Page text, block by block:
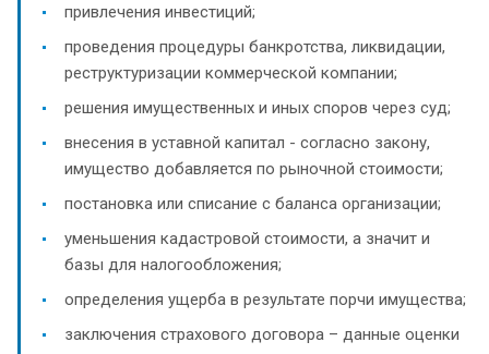
привлечения инвестиций;
проведения процедуры банкротства, ликвидации,
реструктуризации коммерческой компании;
решения имущественных и иных споров через суд;
внесения в уставной капитал - согласно закону,
имущество добавляется по рыночной стоимости;
постановка или списание с баланса организации;
уменьшения кадастровой стоимости, а значит и
базы для налогообложения;
определения ущерба в результате порчи имущества;
заключения страхового договора – данные оценки